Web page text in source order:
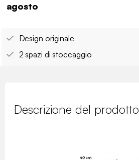
agosto
Design originale
2 spazi di stoccaggio
Descrizione del prodotto